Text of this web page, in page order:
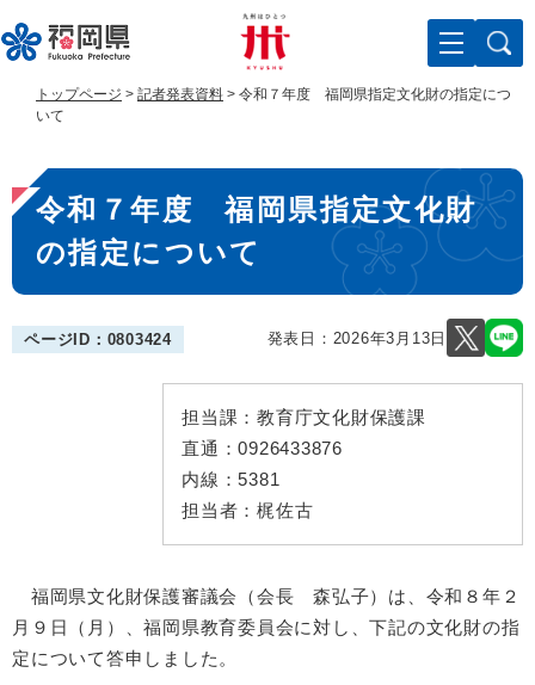
ー
ジ
す
。
ニ
ュ
し
て
へ
トップページ > 記者発表資料 > 令和７年度 福岡県指定文化財の指定につ
いて
本
文
令和７年度 福岡県指定文化財
の指定について
ページID：0803424 発表日： 2026年3月13日
担当課： 教育庁文化財保護課
直通：0926433876
内線：5381
担当者： 梶佐古
福岡県文化財保護審議会（会長 森弘子）は、令和８年２
月９日（月）、福岡県教育委員会に対し、下記の文化財の指
定について答申しました。